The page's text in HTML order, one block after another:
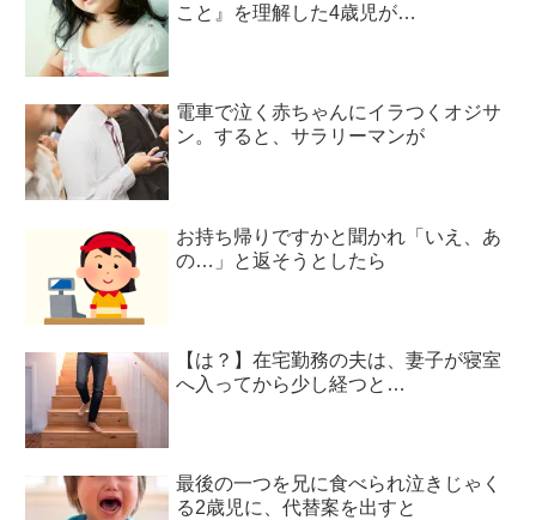
こと』を理解した4歳児が…
電車で泣く赤ちゃんにイラつくオジサ
ン。すると、サラリーマンが
お持ち帰りですかと聞かれ「いえ、あ
の…」と返そうとしたら
【は？】在宅勤務の夫は、妻子が寝室
へ入ってから少し経つと…
最後の一つを兄に食べられ泣きじゃく
る2歳児に、代替案を出すと